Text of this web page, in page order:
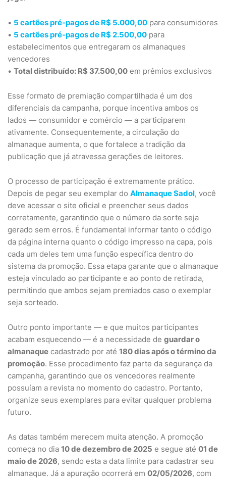
• 5 cartões pré-pagos de R$ 5.000,00 para consumidores
• 5 cartões pré-pagos de R$ 2.500,00 para
estabelecimentos que entregaram os almanaques
vencedores
• Total distribuído: R$ 37.500,00 em prêmios exclusivos
Esse formato de premiação compartilhada é um dos
diferenciais da campanha, porque incentiva ambos os
lados — consumidor e comércio — a participarem
ativamente. Consequentemente, a circulação do
almanaque aumenta, o que fortalece a tradição da
publicação que já atravessa gerações de leitores.
O processo de participação é extremamente prático.
Depois de pegar seu exemplar do Almanaque Sadol, você
deve acessar o site oficial e preencher seus dados
corretamente, garantindo que o número da sorte seja
gerado sem erros. É fundamental informar tanto o código
da página interna quanto o código impresso na capa, pois
cada um deles tem uma função específica dentro do
sistema da promoção. Essa etapa garante que o almanaque
esteja vinculado ao participante e ao ponto de retirada,
permitindo que ambos sejam premiados caso o exemplar
seja sorteado.
Outro ponto importante — e que muitos participantes
acabam esquecendo — é a necessidade de guardar o
almanaque cadastrado por até 180 dias após o término da
promoção. Esse procedimento faz parte da segurança da
campanha, garantindo que os vencedores realmente
possuíam a revista no momento do cadastro. Portanto,
organize seus exemplares para evitar qualquer problema
futuro.
As datas também merecem muita atenção. A promoção
começa no dia 10 de dezembro de 2025 e segue até 01 de
maio de 2026, sendo esta a data limite para cadastrar seu
almanaque. Já a apuração ocorrerá em 02/05/2026, com